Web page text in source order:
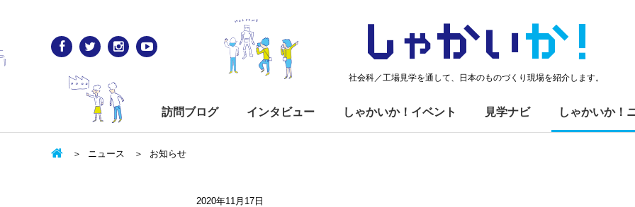
しゃかいか！
社会科／工場見学を通して、日本のものづくり現場を紹介します。
訪問ブログ インタビュー しゃかいか！イベント 見学ナビ しゃかいか！
ニュース お知らせ
2020年11月17日